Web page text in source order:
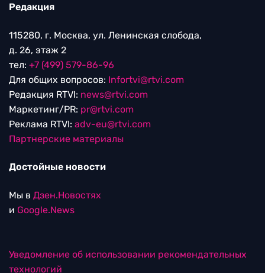
Редакция
115280, г. Москва, ул. Ленинская слобода,
д. 26, этаж 2
тел: +7 (499) 579-86-96
Для общих вопросов: Infortvi@rtvi.com
Редакция RTVI: news@rtvi.com
Маркетинг/PR: pr@rtvi.com
Реклама RTVI: adv-eu@rtvi.com
Партнерские материалы
Достойные новости
Мы в Дзен.Новостях
и Google.News
Уведомление об использовании рекомендательных
технологий